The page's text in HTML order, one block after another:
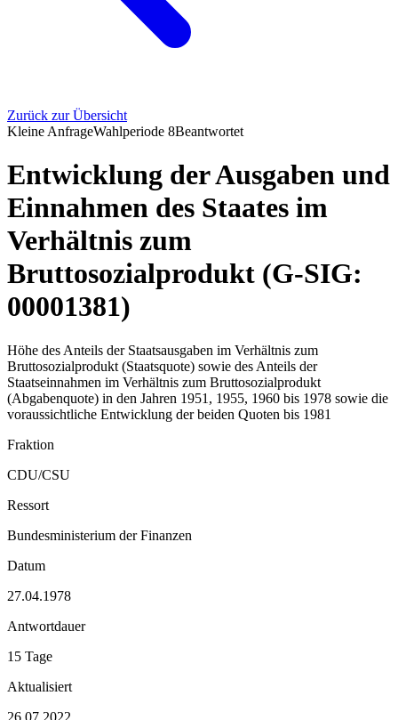
Zurück zur Übersicht
Kleine AnfrageWahlperiode 8Beantwortet
Entwicklung der Ausgaben und
Einnahmen des Staates im
Verhältnis zum
Bruttosozialprodukt (G-SIG:
00001381)
Höhe des Anteils der Staatsausgaben im Verhältnis zum
Bruttosozialprodukt (Staatsquote) sowie des Anteils der
Staatseinnahmen im Verhältnis zum Bruttosozialprodukt
(Abgabenquote) in den Jahren 1951, 1955, 1960 bis 1978 sowie die
voraussichtliche Entwicklung der beiden Quoten bis 1981
Fraktion
CDU/CSU
Ressort
Bundesministerium der Finanzen
Datum
27.04.1978
Antwortdauer
15 Tage
Aktualisiert
26.07.2022